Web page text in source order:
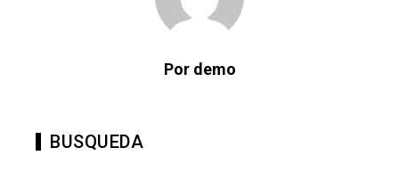
Por demo
BUSQUEDA